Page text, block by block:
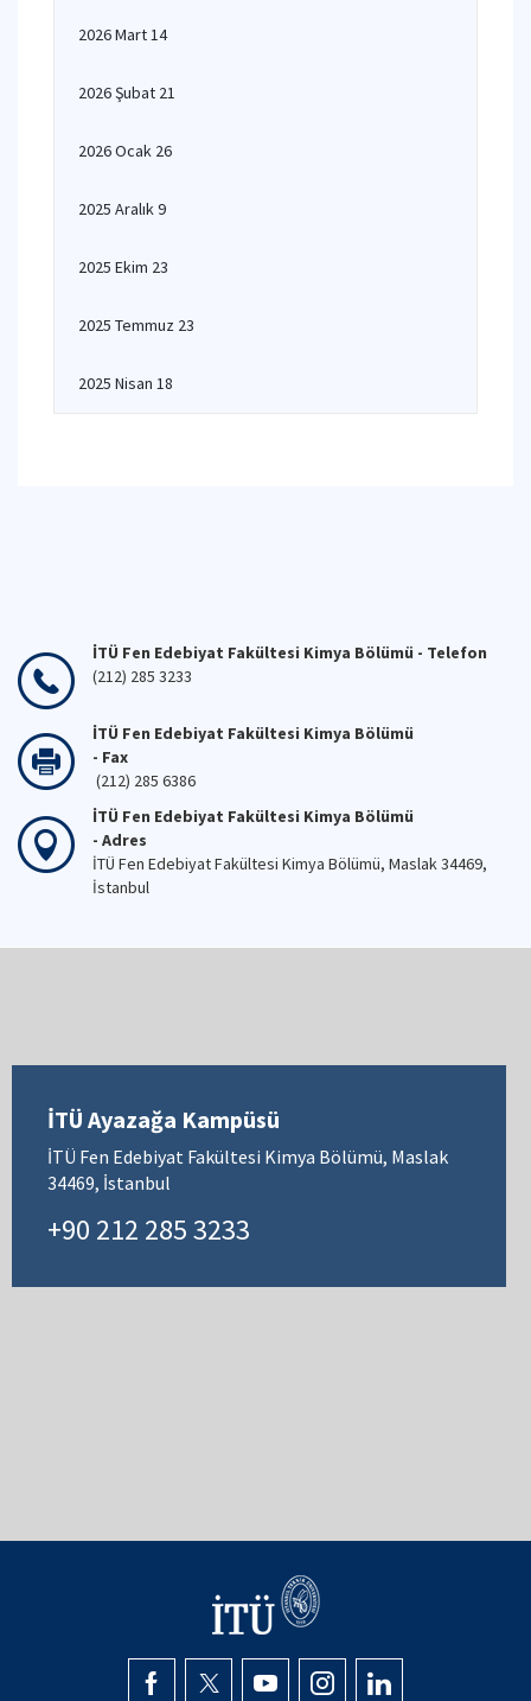
2026 Mart 14
2026 Şubat 21
2026 Ocak 26
2025 Aralık 9
2025 Ekim 23
2025 Temmuz 23
2025 Nisan 18
İTÜ Fen Edebiyat Fakültesi Kimya Bölümü - Telefon
(212) 285 3233
İTÜ Fen Edebiyat Fakültesi Kimya Bölümü
- Fax
(212) 285 6386
İTÜ Fen Edebiyat Fakültesi Kimya Bölümü
- Adres
İTÜ Fen Edebiyat Fakültesi Kimya Bölümü, Maslak 34469,
İstanbul
İTÜ Ayazağa Kampüsü
İTÜ Fen Edebiyat Fakültesi Kimya Bölümü, Maslak
34469, İstanbul
+90 212 285 3233